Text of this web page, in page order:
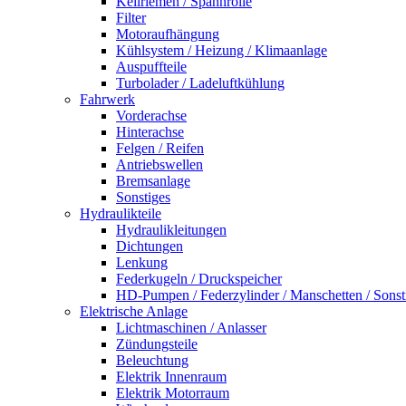
Filter
Motoraufhängung
Kühlsystem / Heizung / Klimaanlage
Auspuffteile
Turbolader / Ladeluftkühlung
Fahrwerk
Vorderachse
Hinterachse
Felgen / Reifen
Antriebswellen
Bremsanlage
Sonstiges
Hydraulikteile
Hydraulikleitungen
Dichtungen
Lenkung
Federkugeln / Druckspeicher
HD-Pumpen / Federzylinder / Manschetten /
Elektrische Anlage
Lichtmaschinen / Anlasser
Zündungsteile
Beleuchtung
Elektrik Innenraum
Elektrik Motorraum